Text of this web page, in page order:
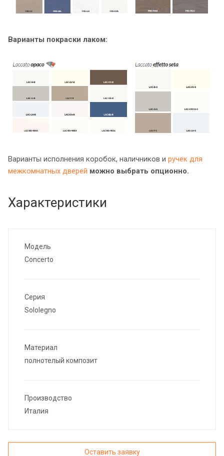
Варианты покраски лаком:
Варианты исполнения коробок, наличников и ручек для
межкомнатных дверей можно выбрать опционно.
Характеристики
Модель
Concerto
Серия
Sololegno
Материал
полнотелый композит
Производство
Италия
Оставить заявку